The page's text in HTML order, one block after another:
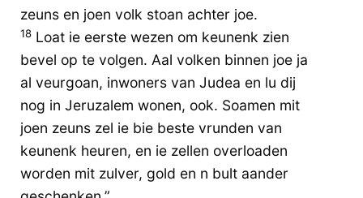
zeuns en joen volk stoan achter joe.
18 Loat ie eerste wezen om keunenk zien
bevel op te volgen. Aal volken binnen joe ja
al veurgoan, inwoners van Judea en lu dij
nog in Jeruzalem wonen, ook. Soamen mit
joen zeuns zel ie bie beste vrunden van
keunenk heuren, en ie zellen overloaden
worden mit zulver, gold en n bult aander